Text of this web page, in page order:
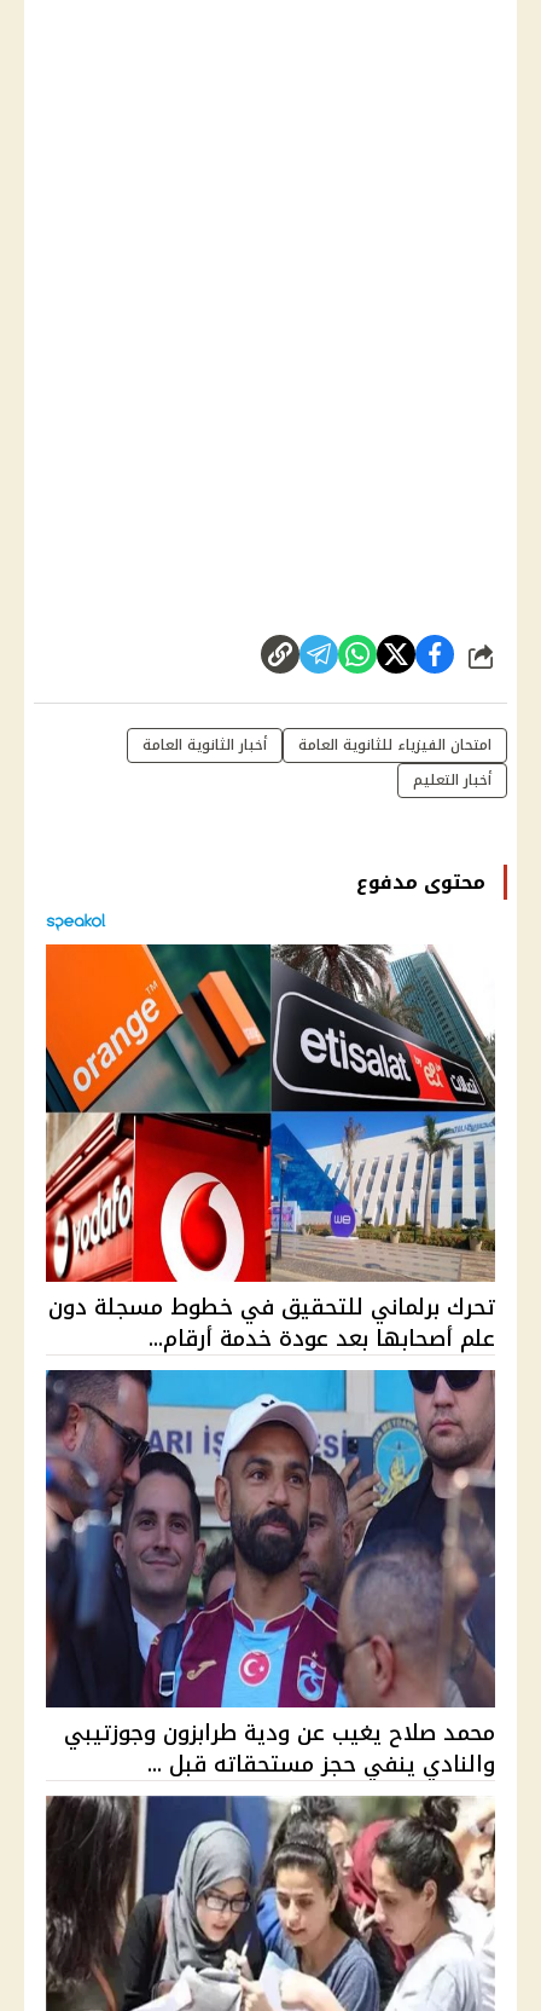
شارك
امتحان الفيزياء للثانوية العامة
أخبار الثانوية العامة
أخبار التعليم
محتوى مدفوع
تحرك برلماني للتحقيق في خطوط مسجلة دون
علم أصحابها بعد عودة خدمة أرقام...
محمد صلاح يغيب عن ودية طرابزون وجوزتيبي
والنادي ينفي حجز مستحقاته قبل ...